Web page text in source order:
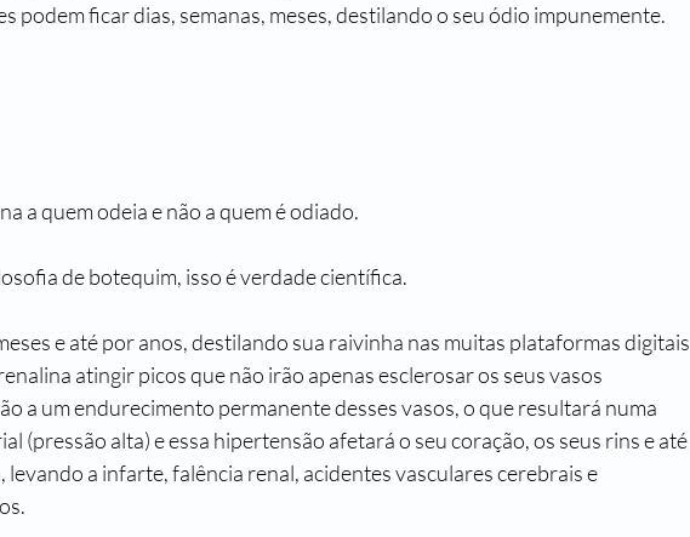
podem ficar dias, semanas, meses, destilando o seu ódio impunemente.
a quem odeia e não a quem é odiado.
de botequim, isso é verdade científica.
e até por anos, destilando sua raivinha nas muitas plataformas digitais
atingir picos que não irão apenas esclerosar os seus vasos
a um endurecimento permanente desses vasos, o que resultará numa
(pressão alta) e essa hipertensão afetará o seu coração, os seus rins e até
levando a infarte, falência renal, acidentes vasculares cerebrais e